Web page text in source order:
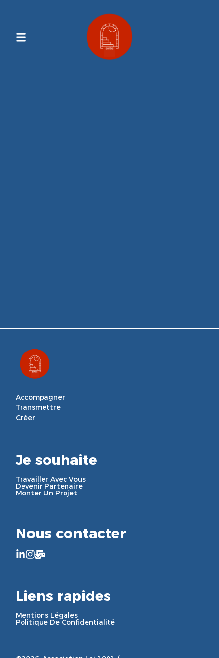
Accompagner
Transmettre
Créer
Je souhaite
Travailler Avec Vous
Devenir Partenaire
Monter Un Projet
Nous contacter
Liens rapides
Mentions Légales
Politique De Confidentialité